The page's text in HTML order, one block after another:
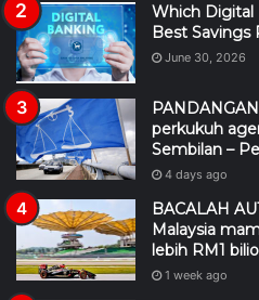
Which Digital
Best Savings
June 30, 2026
perkukuh
Sembilan –
4 days ago
BACALAH
Malaysia
lebih RM1
1 week ago